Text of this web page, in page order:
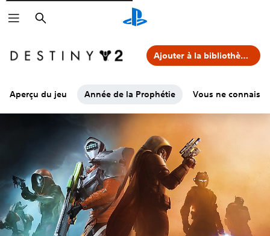
Rechercher
Aperçu du jeu Année de la Prophétie Vous ne
Ajouter à la bibliothèque